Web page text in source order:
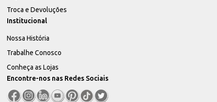
Troca e Devoluções
Institucional
Nossa História
Trabalhe Conosco
Conheça as Lojas
Encontre-nos nas Redes Sociais